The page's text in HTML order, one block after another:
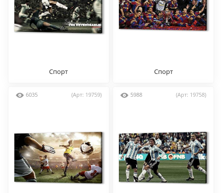
Спорт Спорт
6035 (Арт: 19759) 5988 (Арт: 19758)